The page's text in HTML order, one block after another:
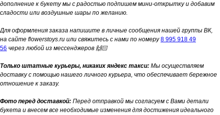
дополнение к букету мы с радостью подпишем мини-открытку и добавим
сладости или воздушные шары по желанию.
Для оформления заказа напишите в личные сообщения нашей группы ВК,
на сайте flowerstoys.ru или свяжитесь с нами по номеру8 995 918 49
56 через любой из мессенджеров 🙌🏻
Только штатные курьеры, никаких яндекс такси: Мы осуществляем
доставку с помощью нашего личного курьера, что обеспечивает бережное
отношение к заказу.
Фото перед доставкой: Перед отправкой мы согласуем с Вами детали
букета и внесем все необходимые изменения для достижения идеального